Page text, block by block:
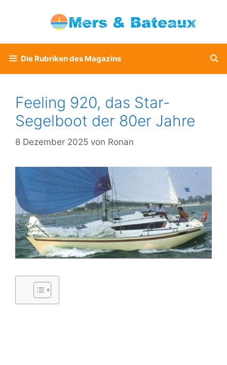
Die Rubriken des Magazins
Feeling 920, das Star-
Segelboot der 80er Jahre
8 Dezember 2025 von Ronan